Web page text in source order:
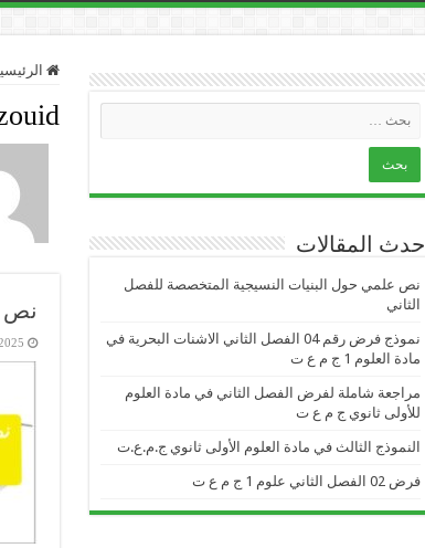
نص
أحدث المقالات
نص علمي حول البنيات النسيجية المتخصصة للفصل
الثاني
نموذج فرض رقم 04 الفصل الثاني الاشنات البحرية في
مادة العلوم 1 ج م ع ت
مراجعة شاملة لفرض الفصل الثاني في مادة العلوم
للأولى ثانوي ج م ع ت
النموذج الثالث في مادة العلوم الأولى ثانوي ج.م.ع.ت
فرض 02 الفصل الثاني علوم 1 ج م ع ت